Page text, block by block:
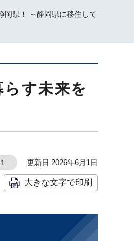
岡県！ ～静岡県に移住して
す未来を
更新日 2026年6月1日
大きな文字で印刷